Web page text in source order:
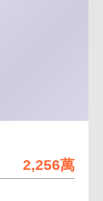
2,256萬